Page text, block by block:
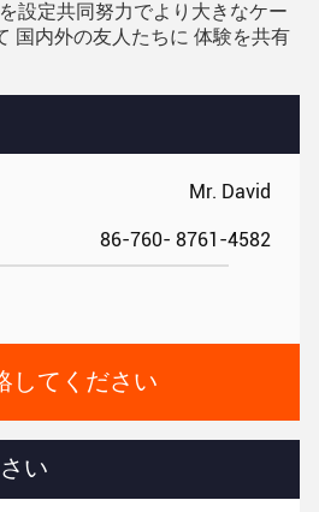
Mr. David
86-760- 8761-4582
してください
い
設定共同努力でより大きなケー
国内外の友人たちに 体験を共有